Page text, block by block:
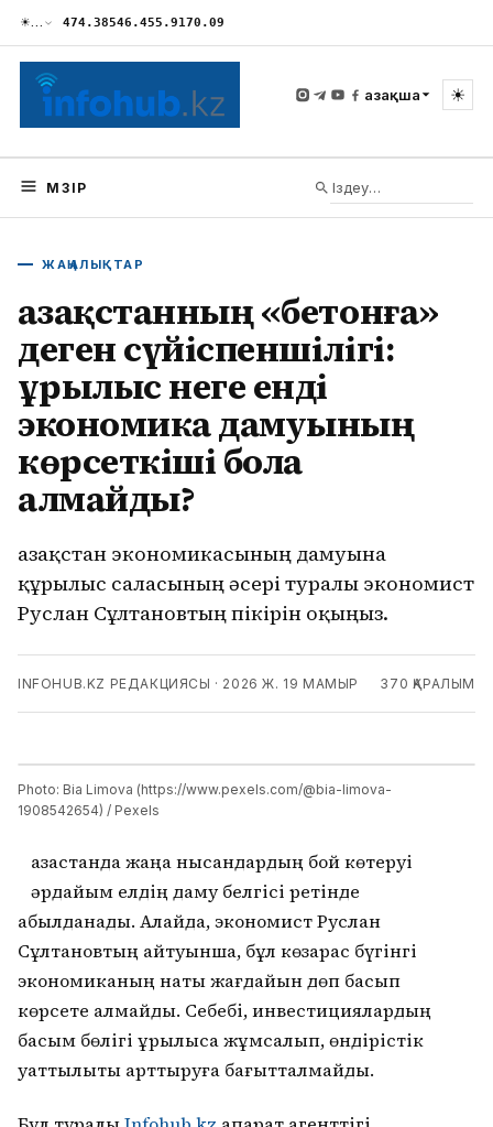
☀… 474.38546.455.9170.09
Қазақша ☀
МӘЗІР
ЖАҢАЛЫҚТАР
Қазақстанның «бетонға»
деген сүйіспеншілігі:
Құрылыс неге енді
экономика дамуының
көрсеткіші бола
алмайды?
Қазақстан экономикасының дамуына
құрылыс саласының әсері туралы экономист
Руслан Сұлтановтың пікірін оқыңыз.
INFOHUB.KZ РЕДАКЦИЯСЫ · 2026 Ж. 19 МАМЫР 370 ҚАРАЛЫМ
Photo: Bia Limova (https://www.pexels.com/@bia-limova-
1908542654) / Pexels
азақстанда жаңа нысандардың бой көтеруі
әрдайым елдің даму белгісі ретінде
қабылданады. Алайда, экономист Руслан
Сұлтановтың айтуынша, бұл көзқарас бүгінгі
экономиканың нақты жағдайын дөп басып
көрсете алмайды. Себебі, инвестициялардың
басым бөлігі құрылысқа жұмсалып, өндірістік
қуаттылықты арттыруға бағытталмайды.